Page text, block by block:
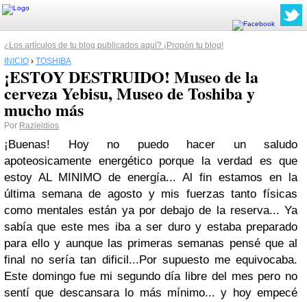
¿Los artículos de tu blog publicados aquí? ¡Propón tu blog!
INICIO › TOSHIBA
¡ESTOY DESTRUIDO! Museo de la
cerveza Yebisu, Museo de Toshiba y
mucho más
Por Razieldios
¡Buenas! Hoy no puedo hacer un saludo
apoteosicamente energético porque la verdad es que
estoy AL MINIMO de energía... Al fin estamos en la
última semana de agosto y mis fuerzas tanto físicas
como mentales están ya por debajo de la reserva... Ya
sabía que este mes iba a ser duro y estaba preparado
para ello y aunque las primeras semanas pensé que al
final no sería tan dificil...Por supuesto me equivocaba.
Este domingo fue mi segundo día libre del mes pero no
sentí que descansara lo más mínimo... y hoy empecé